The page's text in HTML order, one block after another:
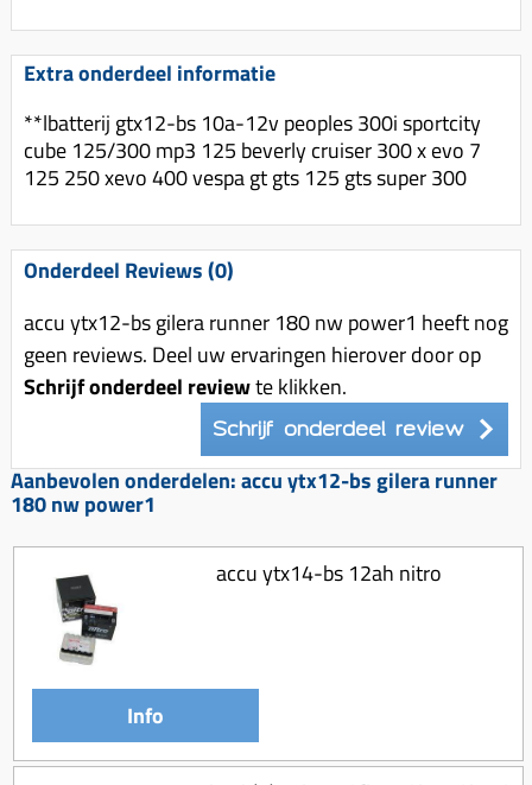
Extra onderdeel informatie
**lbatterij gtx12-bs 10a-12v peoples 300i sportcity
cube 125/300 mp3 125 beverly cruiser 300 x evo 7
125 250 xevo 400 vespa gt gts 125 gts super 300
Onderdeel Reviews (0)
accu ytx12-bs gilera runner 180 nw power1 heeft nog
geen reviews. Deel uw ervaringen hierover door op
Schrijf onderdeel reviewte klikken.
Schrijf onderdeel review
Aanbevolen onderdelen: accu ytx12-bs gilera runner
180 nw power1
accu ytx14-bs 12ah nitro
Info